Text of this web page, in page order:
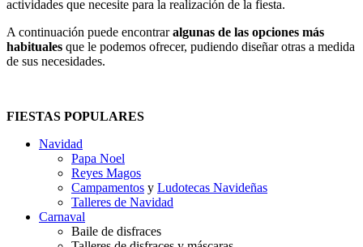
actividades que necesite para la realización de la fiesta.
A continuación puede encontraralgunas de las opciones más
habituales que le podemos ofrecer, pudiendo diseñar otras a medida
de sus necesidades.
FIESTAS POPULARES
Navidad
Papa Noel
Reyes Magos
Campamentos y Ludotecas Navideñas
Talleres de Navidad
Carnaval
Baile de disfraces